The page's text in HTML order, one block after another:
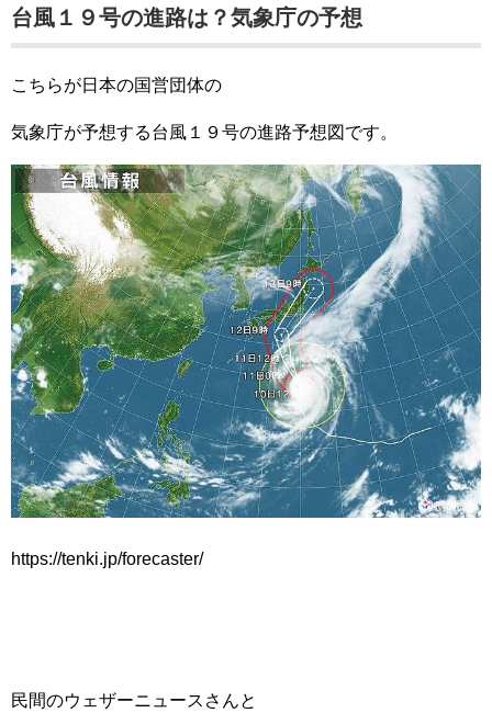
台風１９号の進路は？気象庁の予想
こちらが日本の国営団体の
気象庁が予想する台風１９号の進路予想図です。
https://tenki.jp/forecaster/
民間のウェザーニュースさんと